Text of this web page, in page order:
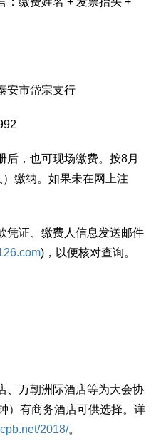
市岱宗支行
，也可现场缴费。按8月
缴纳。如果未在网上注
证、缴费人信息发送邮件
)，以便核对查询。
万朝洲际酒店等为大会协
）有商务酒店可供选择。详
2018/。